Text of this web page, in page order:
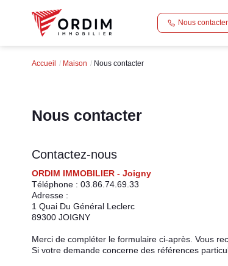
Nous contacter
Accueil Maison Nous contacter
Nous contacter
Contactez-nous
ORDIM IMMOBILIER - Joigny
Téléphone : 03.86.74.69.33
Adresse :
1 Quai Du Général Leclerc
89300 JOIGNY
Merci de compléter le formulaire ci-après. Vous
Si votre demande concerne des références